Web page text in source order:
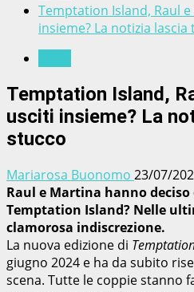
Temptation Island, Raul
insieme? La notizia
Temptation Island,
usciti insieme? La
stucco
Mariarosa Buonomo 23/07/
Raul e Martina hanno
Temptation Island? Nelle
clamorosa indiscrezione.
La nuova edizione di
giugno 2024 e ha da subito
scena. Tutte le coppie stanno